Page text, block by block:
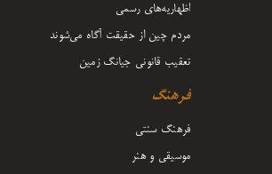
اظهاریه‌های رسمی
مردم چین از حقیقت آگاه می‌شوند
تعقیب قانونی جیانگ زمین
فرهنگ
فرهنگ سنتی
موسیقی و هنر